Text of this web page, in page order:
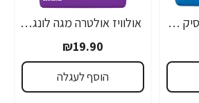
אולוויז אולווייז קלאסיק תחבושות לילה מידה 3 - 8 יחידות
אולוויז אולטרה מגה לונג פלוס 32 יחידות
₪19.90
הוסף לעגלה